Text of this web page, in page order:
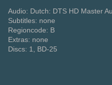
Audio: Dutch: DTS HD Master
Subtitles: none
Regioncode: B
Extras: none
Discs: 1, BD-25